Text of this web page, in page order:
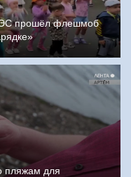
прошёл флешмоб
пляжам для